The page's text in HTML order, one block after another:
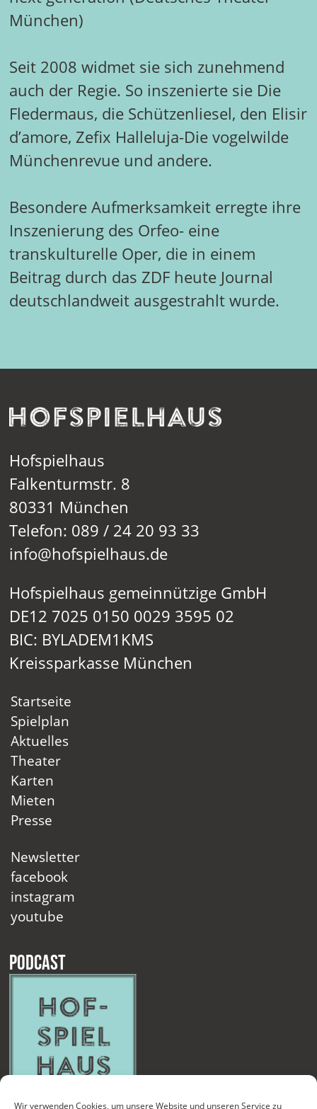
Wir verwenden Cookies, um unsere Website und unseren Service zu
München)
Seit 2008 widmet sie sich zunehmend
auch der Regie. So inszenierte sie Die
Fledermaus, die Schützenliesel, den Elisir
d’amore, Zefix Halleluja-Die vogelwilde
Münchenrevue und andere.
Besondere Aufmerksamkeit erregte ihre
Inszenierung des Orfeo- eine
transkulturelle Oper, die in einem
Beitrag durch das ZDF heute Journal
deutschlandweit ausgestrahlt wurde.
Hofspielhaus
Falkenturmstr. 8
80331 München
Telefon: 089 / 24 20 93 33
info@hofspielhaus.de
Hofspielhaus gemeinnützige GmbH
DE12 7025 0150 0029 3595 02
BIC: BYLADEM1KMS
Kreissparkasse München
Startseite
Spielplan
Aktuelles
Theater
Karten
Mieten
Presse
Newsletter
facebook
instagram
youtube
Podcast